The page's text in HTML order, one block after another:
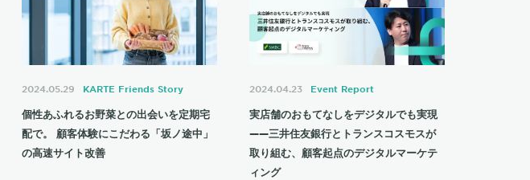
2024.05.29 KARTE Friends Story
個性あふれるお野菜との出会いを定期宅
配で。 顧客体験にこだわる「坂ノ途中」
の高速サイト改善
2024.04.23 Event Report
実店舗のおもてなしをデジタルでも実現
——三井住友銀行とトランスコスモスが
取り組む、顧客起点のデジタルマーケテ
ィング